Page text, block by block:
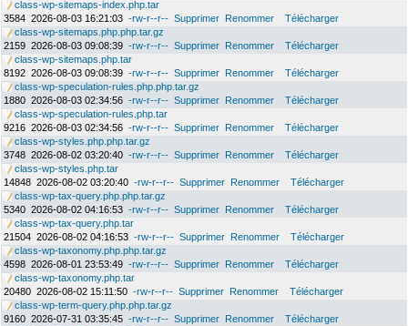
class-wp-sitemaps-index.php.tar
3584 2026-08-03 16:21:03 -rw-r--r-- Supprimer Renommer
Télécharger
class-wp-sitemaps.php.php.tar.gz
2159 2026-08-03 09:08:39 -rw-r--r-- Supprimer Renommer
Télécharger
class-wp-sitemaps.php.tar
8192 2026-08-03 09:08:39 -rw-r--r-- Supprimer Renommer
Télécharger
class-wp-speculation-rules.php.php.tar.gz
1880 2026-08-03 02:34:56 -rw-r--r-- Supprimer Renommer
Télécharger
class-wp-speculation-rules.php.tar
9216 2026-08-03 02:34:56 -rw-r--r-- Supprimer Renommer
Télécharger
class-wp-styles.php.php.tar.gz
3748 2026-08-02 03:20:40 -rw-r--r-- Supprimer Renommer
Télécharger
class-wp-styles.php.tar
14848 2026-08-02 03:20:40 -rw-r--r-- Supprimer Renommer
Télécharger
class-wp-tax-query.php.php.tar.gz
5340 2026-08-02 04:16:53 -rw-r--r-- Supprimer Renommer
Télécharger
class-wp-tax-query.php.tar
21504 2026-08-02 04:16:53 -rw-r--r-- Supprimer Renommer
Télécharger
class-wp-taxonomy.php.php.tar.gz
4598 2026-08-01 23:53:49 -rw-r--r-- Supprimer Renommer
Télécharger
class-wp-taxonomy.php.tar
20480 2026-08-02 15:11:50 -rw-r--r-- Supprimer Renommer
Télécharger
class-wp-term-query.php.php.tar.gz
9160 2026-07-31 03:35:45 -rw-r--r-- Supprimer Renommer
Télécharger